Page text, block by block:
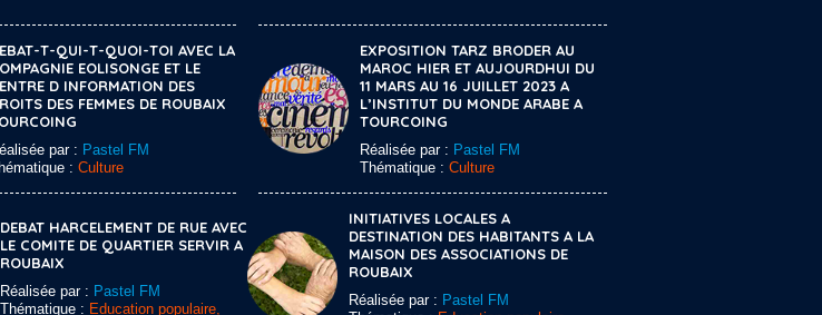
T-QUI-T-QUOI-TOI AVEC LA
EOLISONGE ET LE
D INFORMATION DES
DES FEMMES DE ROUBAIX
par : Pastel FM
: Culture
EXPOSITION TARZ BRODER AU
MAROC HIER ET AUJOURDHUI DU
11 MARS AU 16 JUILLET 2023 A
L’INSTITUT DU MONDE ARABE A
TOURCOING
Réalisée par : Pastel FM
Thématique : Culture
DEBAT HARCELEMENT DE RUE AVEC
LE COMITE DE QUARTIER SERVIR A
ROUBAIX
Réalisée par : Pastel FM
Thématique : Education populaire,
INITIATIVES LOCALES A
DESTINATION DES HABITANTS A LA
MAISON DES ASSOCIATIONS DE
ROUBAIX
Réalisée par : Pastel FM